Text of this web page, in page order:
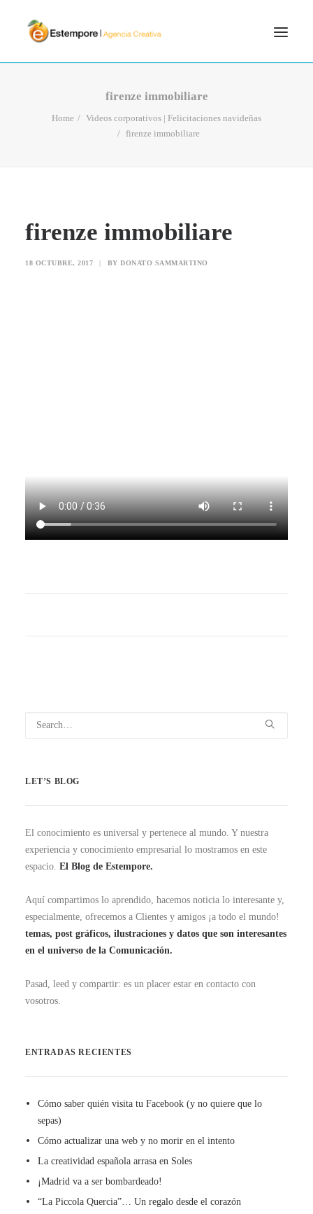
firenze immobiliare
Home
Videos corporativos | Felicitaciones navideñas
firenze immobiliare
firenze immobiliare
18 OCTUBRE, 2017 | BY DONATO SAMMARTINO
LET’S BLOG
El conocimiento es universal y pertenece al mundo. Y nuestra
experiencia y conocimiento empresarial lo mostramos en este
espacio. El Blog de Estempore.
Aquí compartimos lo aprendido, hacemos noticia lo interesante y,
especialmente, ofrecemos a Clientes y amigos ¡a todo el mundo!
temas, post gráficos, ilustraciones y datos que son interesantes
en el universo de la Comunicación.
Pasad, leed y compartir: es un placer estar en contacto con
vosotros.
ENTRADAS RECIENTES
Cómo saber quién visita tu Facebook (y no quiere que lo
sepas)
Cómo actualizar una web y no morir en el intento
La creatividad española arrasa en Soles
¡Madrid va a ser bombardeado!
“La Piccola Quercia”… Un regalo desde el corazón